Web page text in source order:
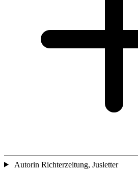
Autorin Richterzeitung, Jusletter